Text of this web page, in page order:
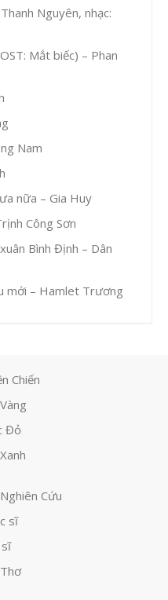
Nguyên, nhạc:
Mắt biếc) – Phan
Nam
nữa – Gia Huy
Công Sơn
Bình Định – Dân
mới – Hamlet Trương
Chiến
Đỏ
Cứu
sĩ
sĩ